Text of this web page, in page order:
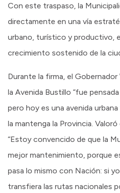
Con este traspaso, la
directamente en una vía
urbano, turístico y productivo,
crecimiento sostenido de la
Durante la firma, el
la Avenida Bustillo “fue
pero hoy es una avenida
la mantenga la Provincia.
“Estoy convencido de que la
mejor mantenimiento, porque
pasa lo mismo con Nación: si
transfiera las rutas nacionales